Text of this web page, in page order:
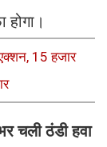
होगा।
15 हजार
चली ठंडी हवा